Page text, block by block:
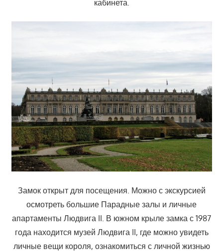
кабинета.
Замок открыт для посещения. Можно с экскурсией
осмотреть большие Парадные залы и личные
апартаменты Людвига II. В южном крыле замка с 1987
года находится музей Людвига II, где можно увидеть
личные вещи короля, ознакомиться с личной жизнью